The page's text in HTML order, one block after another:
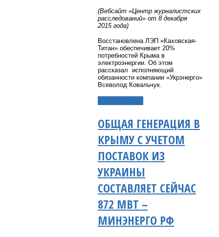
(Вебсайт «Центр журналистских
расследований» от 8 декабря
2015 года)
Восстановлена ЛЭП «Каховская-
Титан» обеспечивает 20%
потребностей Крыма в
электроэнергии. Об этом
рассказал исполняющий
обязанности компании «Укрэнерго»
Всеволод Ковальчук.
ОБЩАЯ ГЕНЕРАЦИЯ В
КРЫМУ С УЧЕТОМ
ПОСТАВОК ИЗ
УКРАИНЫ
СОСТАВЛЯЕТ СЕЙЧАС
872 МВТ –
МИНЭНЕРГО РФ